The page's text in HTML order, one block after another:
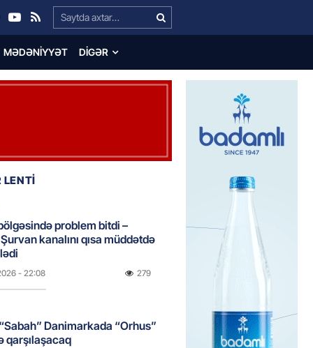
Search…
MƏDƏNIYYƏT DIGƏR
problem bitdi –
kanalını qısa müddətdə
- 22:08 279
Danimarkada “Orhus”
qarşılaşacaq